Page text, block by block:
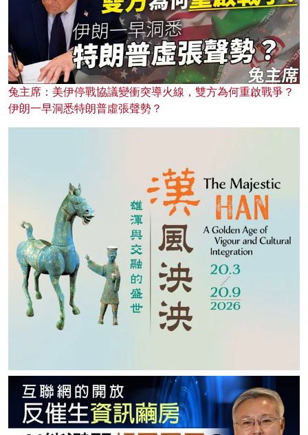
兔主席：美伊停戰協議變衝突導火線，雙方為何重啟戰爭？
伊朗一早洞悉特朗普虛張聲勢？